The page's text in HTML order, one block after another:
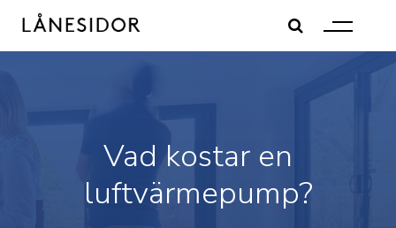
content
Vad kostar en
luftvärmepump?